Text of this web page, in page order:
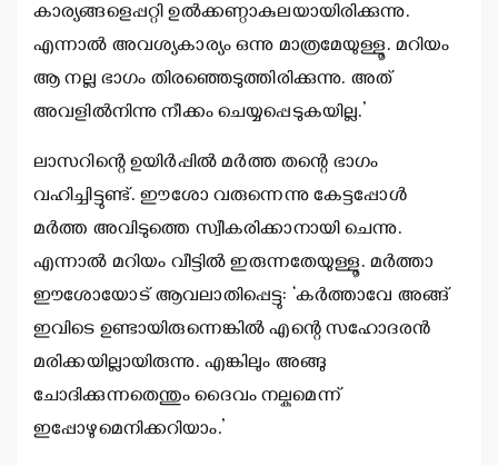
കാര്യങ്ങളെപ്പറ്റി ഉല്‍ക്കണ്ഠാകുലയായിരിക്കുന്നു.
എന്നാല്‍ അവശ്യകാര്യം ഒന്നു മാത്രമേയുള്ളൂ. മറിയം
ആ നല്ല ഭാഗം തിരഞ്ഞെടുത്തിരിക്കുന്നു. അത്
അവളില്‍നിന്നു നീക്കം ചെയ്യപ്പെടുകയില്ല.’
ലാസറിന്റെ ഉയിര്‍പ്പില്‍ മര്‍ത്ത തന്റെ ഭാഗം
വഹിച്ചിട്ടുണ്ട്. ഈശോ വരുന്നെന്നു കേട്ടപ്പോള്‍
മര്‍ത്ത അവിടുത്തെ സ്വീകരിക്കാനായി ചെന്നു.
എന്നാല്‍ മറിയം വീട്ടില്‍ ഇരുന്നതേയുള്ളൂ. മര്‍ത്താ
ഈശോയോട് ആവലാതിപ്പെട്ടു: ‘കര്‍ത്താവേ അങ്ങ്
ഇവിടെ ഉണ്ടായിരുന്നെങ്കില്‍ എന്റെ സഹോദരന്‍
മരിക്കയില്ലായിരുന്നു. എങ്കിലും അങ്ങു
ചോദിക്കുന്നതെന്തും ദൈവം നല്കുമെന്ന്
ഇപ്പോഴുമെനിക്കറിയാം.’